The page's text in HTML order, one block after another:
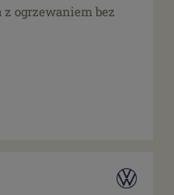
ogrzewaniem bez